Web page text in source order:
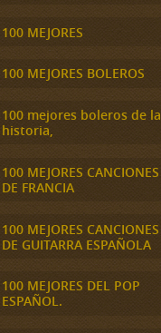
100 MEJORES
100 MEJORES BOLEROS
100 mejores boleros de la
historia,
100 MEJORES CANCIONES
DE FRANCIA
100 MEJORES CANCIONES
DE GUITARRA ESPAÑOLA
100 MEJORES DEL POP
ESPAÑOL.